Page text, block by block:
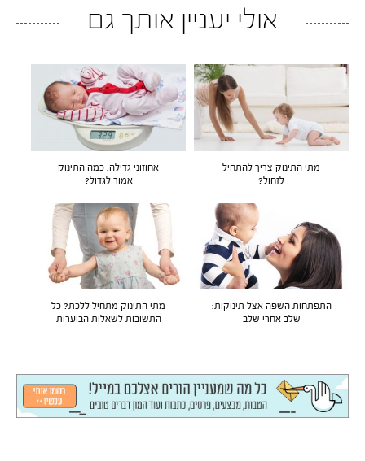
אולי יעניין אותך גם
מתי התינוק צריך להתחיל
לזחול?
אחוזוני גדילה: כמה התינוק
אמור לגדול?
התפתחות השפה אצל תינוקות:
שלב אחרי שלב
מתי התינוק מתחיל ללכת? כל
התשובות לשאלות הבוערות